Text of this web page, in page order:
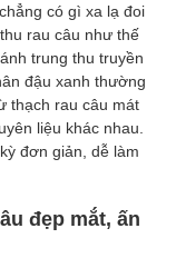
có gì xa lạ đoi
rau câu như thế
trung thu truyền
đậu xanh thường
thạch rau câu mát
liệu khác nhau.
đơn giản, dễ làm
đẹp mắt, ấn